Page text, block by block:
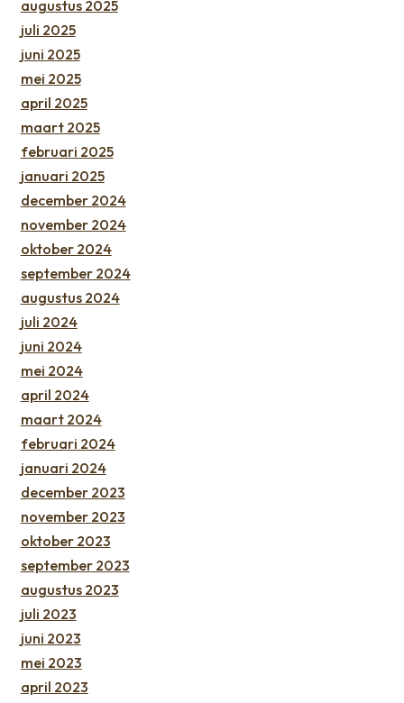
augustus 2025
juli 2025
juni 2025
mei 2025
april 2025
maart 2025
februari 2025
januari 2025
december 2024
november 2024
oktober 2024
september 2024
augustus 2024
juli 2024
juni 2024
mei 2024
april 2024
maart 2024
februari 2024
januari 2024
december 2023
november 2023
oktober 2023
september 2023
augustus 2023
juli 2023
juni 2023
mei 2023
april 2023